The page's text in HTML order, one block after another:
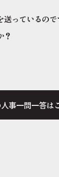
っているの
？
事一問一答は